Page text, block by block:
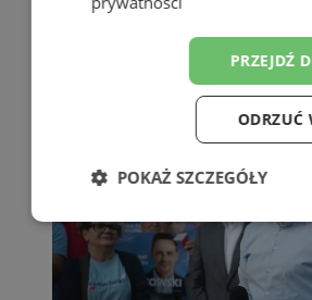
PRZEJDŹ
ODRZUĆ
POKAŻ SZCZEGÓŁY
Niezbędne